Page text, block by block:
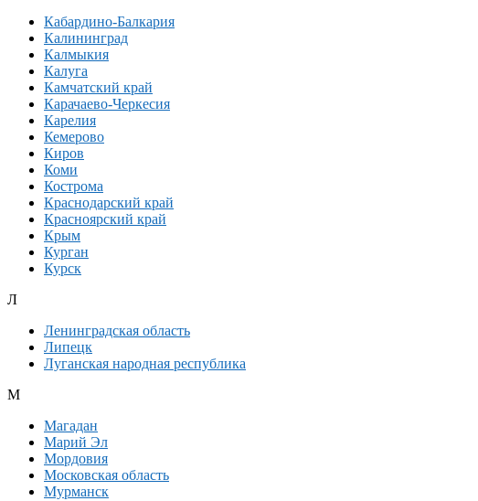
Кабардино-Балкария
Калининград
Калмыкия
Калуга
Камчатский край
Карачаево-Черкесия
Карелия
Кемерово
Киров
Коми
Кострома
Краснодарский край
Красноярский край
Крым
Курган
Курск
Л
Ленинградская область
Липецк
Луганская народная республика
М
Магадан
Марий Эл
Мордовия
Московская область
Мурманск